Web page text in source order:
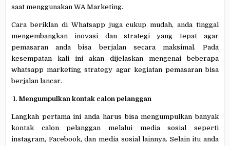
saat menggunakan WA Marketing.
Cara beriklan di Whatsapp juga cukup mudah, anda tinggal
mengembangkan inovasi dan strategi yang tepat agar
pemasaran anda bisa berjalan secara maksimal. Pada
kesempatan kali ini akan dijelaskan mengenai beberapa
whatsapp marketing strategy agar kegiatan pemasaran bisa
berjalan lancar.
1. Mengumpulkan kontak calon pelanggan
Langkah pertama ini anda harus bisa mengumpulkan banyak
kontak calon pelanggan melalui media sosial seperti
instagram, Facebook, dan media sosial lainnya. Selain itu anda